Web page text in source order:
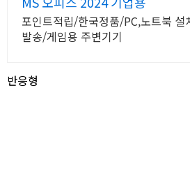
포인트적립/한국정품/PC,노트북 설
발송/게임용 주변기기
반응형